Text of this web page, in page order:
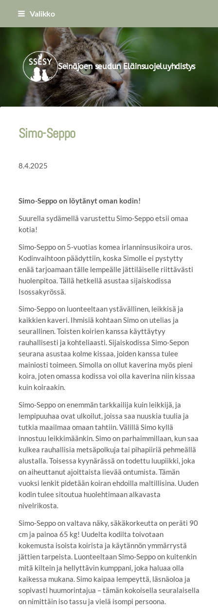
Siirry
Valikko
Seinäjoen seudun Eläinsuojeluyhdistys
Simo-Seppo
8.4.2025
Simo-Seppo on löytänyt oman kodin!
Suurella sydämellä varustettu Simo-Seppo etsii omaa
kotia!
Simo-Seppo on 5-vuotias komea irlanninsusikoira uros.
Kodinvaihtoon päädyttiin, koska Simolle ei pystytty
enää tarjoamaan tälle lempeälle jättiläiselle riittävästi
huolenpitoa. Tällä hetkellä asustaa sijaiskodissa
Isossakyrössä.
Simo-Seppo on luonteeltaan ystävällinen, leikkisä ja
kaikkien kaveri. Ihmisiä kohtaan Simo on utelias ja
seurallinen. Toisten koirien kanssa käyttäytyy
rauhallisesti ja kohteliaasti. Sijaiskodissa Simo-Sepon
seurana asustaa kolme kissaa, joiden kanssa tulee
mainiosti toimeen. Simolla on ollut kaverina myös pieni
koira, joten omassa kodissa voi olla kaverina niin kissaa
kuin koiraakin.
Simo-Seppo on enemmän tarkkailija kuin leikkijä, ja
lempipuuhaa ovat ulkoilut, joissa saa nuuskia tuulia ja
tutkia maailmaa omaan tahtiin. Välillä Simo kyllä
innostuu leikkimäänkin. Simo on parhaimmillaan, kun saa
kulkea rauhallisia metsäpolkuja tai pihapiiriä pehmeällä
alustalla. Toisessa kyynärässä on todettu luupiikki, joka
on aiheuttanut ajoittaista lievää ontumista. Tämän
vuoksi lenkit pidetään koiran ehdoilla maltillisina. Uuden
kodin tulee sitoutua huolehtimaan alkavasta
nivelrikosta.
Simo-Seppo on valtava näky, säkäkorkeutta on peräti 90
cm ja painoa 65 kg! Uudelta kodilta toivotaan
kokemusta isoista koirista ja käytännön ymmärrystä
jättien tarpeista. Luonteeltaan Simo-Seppo on kuitenkin
mitä kiltein ja hellyttävin kumppani, joka haluaa olla
kaikessa mukana. Simo kaipaa lempeyttä, läsnäoloa ja
sopivasti huumorintajua – tämän kokoisella seuralaisella
on nimittäin iso tassu ja vielä isompi persoona.